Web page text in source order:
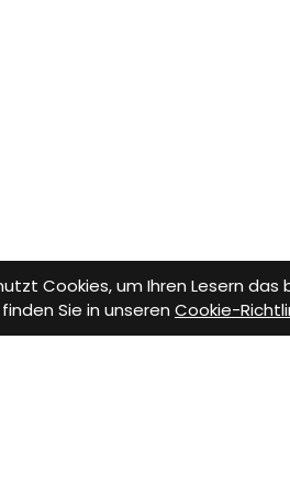
Cookies, um Ihren Lesern
Sie in unseren Cookie-